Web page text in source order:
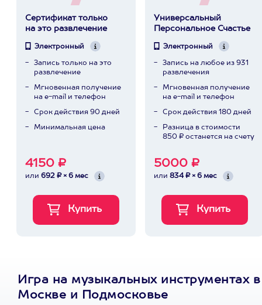
Сертификат только
на это развлечение
Электронный
Запись только на это
развлечение
Мгновенная получение
на e-mail и телефон
Срок действия 90 дней
Минимальная цена
4150 ₽
или 692 ₽ × 6 мес
Универсальный
Персональное Счастье
Электронный
Запись на любое из 931
развлечения
Мгновенная получение
на e-mail и телефон
Срок действия 180 дней
Разница в стоимости
850 ₽ останется на счету
5000 ₽
или 834 ₽ × 6 мес
Игра на музыкальных инструментах в
Москве и Подмосковье